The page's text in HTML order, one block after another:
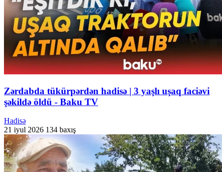
Zərdabda tükürpərdən hadisə | 3 yaşlı uşaq faciəvi
şəkildə öldü - Baku TV
Hadisə
21 iyul 2026 134 baxış